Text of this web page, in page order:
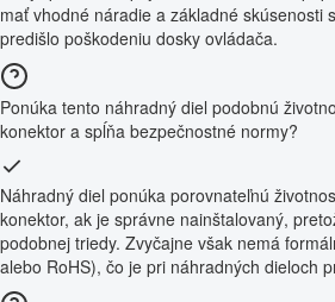
mať vhodné náradie a základné skúsenosti
predišlo poškodeniu dosky ovládača.
Ponúka tento náhradný diel podobnú
konektor a spĺňa bezpečnostné normy?
Náhradný diel ponúka porovnateľnú
konektor, ak je správne nainštalovaný,
podobnej triedy. Zvyčajne však nemá
alebo RoHS), čo je pri náhradných dieloch